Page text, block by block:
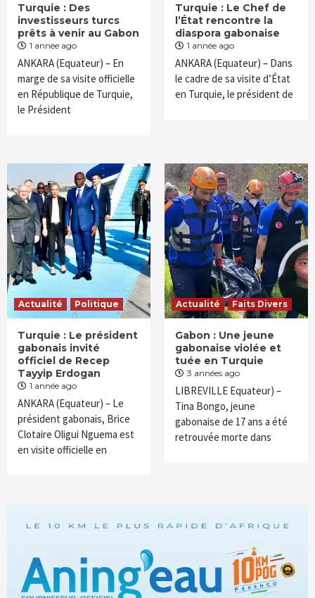
Turquie : Des
investisseurs turcs
prêts à venir au Gabon
1 année ago
ANKARA (Equateur) – En
marge de sa visite officielle
en République de Turquie,
le Président
Turquie : Le Chef de
l’État rencontre la
diaspora gabonaise
1 année ago
ANKARA (Equateur) – Dans
le cadre de sa visite d’État
en Turquie, le président de
Actualité Politique
Turquie : Le président
gabonais invité
officiel de Recep
Tayyip Erdogan
1 année ago
ANKARA (Equateur) – Le
président gabonais, Brice
Clotaire Oligui Nguema est
en visite officielle en
Actualité Faits Divers
Gabon : Une jeune
gabonaise violée et
tuée en Turquie
3 années ago
LIBREVILLE Equateur) –
Tina Bongo, jeune
gabonaise de 17 ans a été
retrouvée morte dans